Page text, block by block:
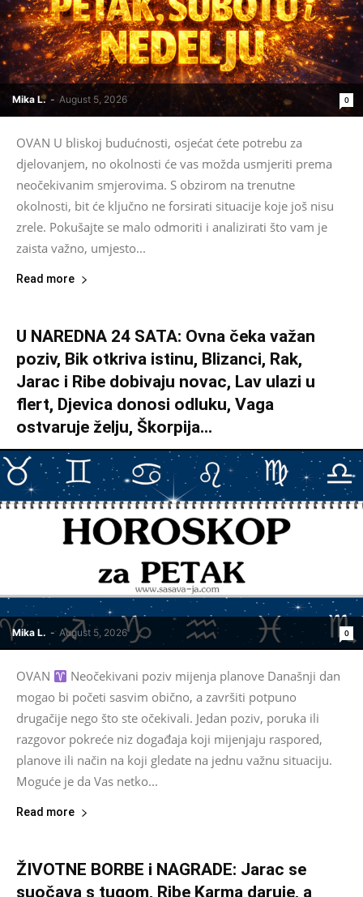
Mika L. - August 5, 2026 0
OVAN U bliskoj budućnosti, osjećat ćete potrebu za
djelovanjem, no okolnosti će vas možda usmjeriti prema
neočekivanim smjerovima. S obzirom na trenutne
okolnosti, bit će ključno ne forsirati situacije koje još nisu
zrele. Pokušajte se malo odmoriti i analizirati što vam je
zaista važno, umjesto...
Read more
U NAREDNA 24 SATA: Ovna čeka važan
poziv, Bik otkriva istinu, Blizanci, Rak,
Jarac i Ribe dobivaju novac, Lav ulazi u
flert, Djevica donosi odluku, Vaga
ostvaruje želju, Škorpija...
Mika L. - August 5, 2026 0
OVAN
Neočekivani poziv mijenja planove Današnji dan
mogao bi početi sasvim obično, a završiti potpuno
drugačije nego što ste očekivali. Jedan poziv, poruka ili
razgovor pokreće niz događaja koji mijenjaju raspored,
planove ili način na koji gledate na jednu važnu situaciju.
Moguće je da Vas netko...
Read more
ŽIVOTNE BORBE i NAGRADE: Jarac se
suočava s tugom, Ribe Karma daruje, a